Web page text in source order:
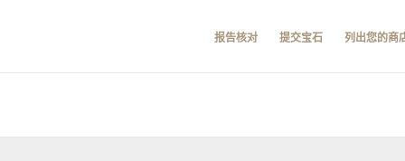
报告核对 提交宝石 列出您的商